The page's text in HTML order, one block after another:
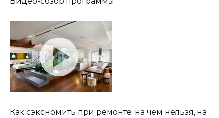
Как сэкономить при ремонте: на чем нельзя, на